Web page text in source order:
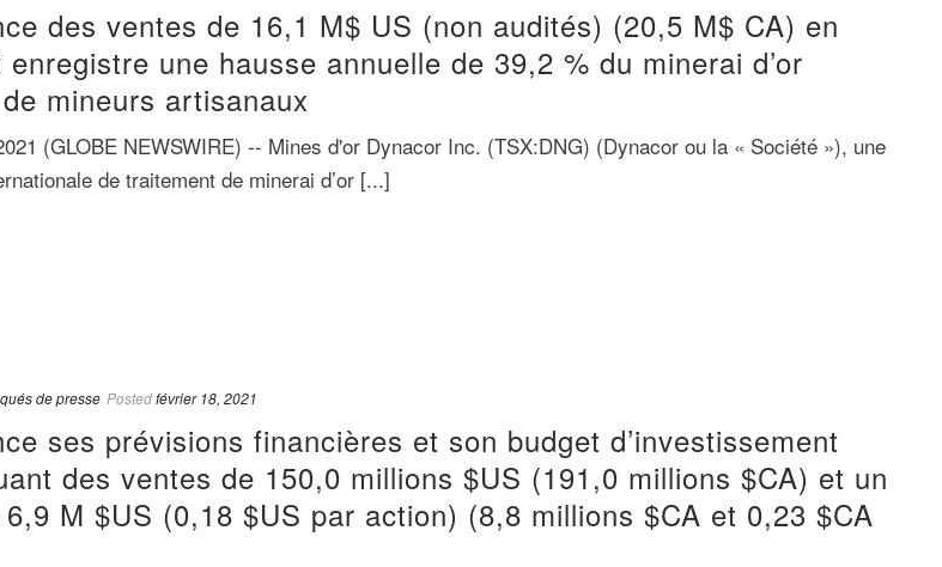
des ventes de 16,1 M$ US (non audités) (20,5 M$ CA) en
une hausse annuelle de 39,2 % du minerai d’or
mineurs artisanaux
(GLOBE NEWSWIRE) -- Mines d'or Dynacor Inc. (TSX:DNG) (Dynacor ou la « Société »), une
de traitement de minerai d’or [...]
de presse Postedfévrier 18, 2021
ses prévisions financières et son budget d’investissement
des ventes de 150,0 millions $US (191,0 millions $CA) et un
M $US (0,18 $US par action) (8,8 millions $CA et 0,23 $CA